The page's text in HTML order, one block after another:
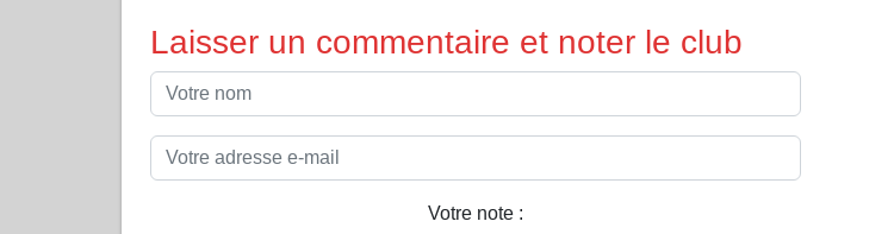
Laisser un commentaire et noter le club
Votre note :